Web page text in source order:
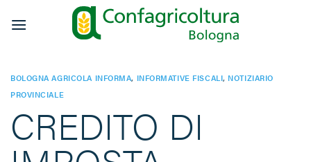
BOLOGNA AGRICOLA INFORMA, INFORMATIVE FISCALI, NOTIZIARIO
PROVINCIALE
CREDITO DI